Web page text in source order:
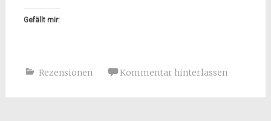
Gefällt mir:
Rezensionen Kommentar hinterlassen